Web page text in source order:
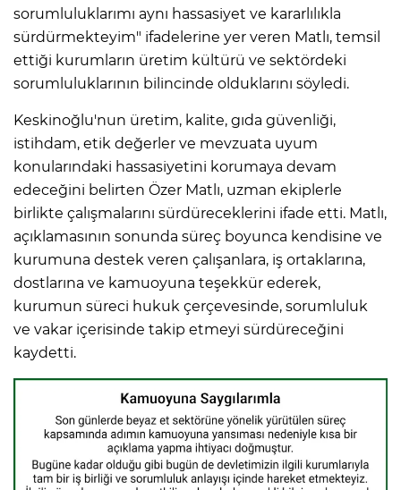
sorumluluklarımı aynı hassasiyet ve kararlılıkla
sürdürmekteyim" ifadelerine yer veren Matlı, temsil
ettiği kurumların üretim kültürü ve sektördeki
sorumluluklarının bilincinde olduklarını söyledi.
Keskinoğlu'nun üretim, kalite, gıda güvenliği,
istihdam, etik değerler ve mevzuata uyum
konularındaki hassasiyetini korumaya devam
edeceğini belirten Özer Matlı, uzman ekiplerle
birlikte çalışmalarını sürdüreceklerini ifade etti. Matlı,
açıklamasının sonunda süreç boyunca kendisine ve
kurumuna destek veren çalışanlara, iş ortaklarına,
dostlarına ve kamuoyuna teşekkür ederek,
kurumun süreci hukuk çerçevesinde, sorumluluk
ve vakar içerisinde takip etmeyi sürdüreceğini
kaydetti.